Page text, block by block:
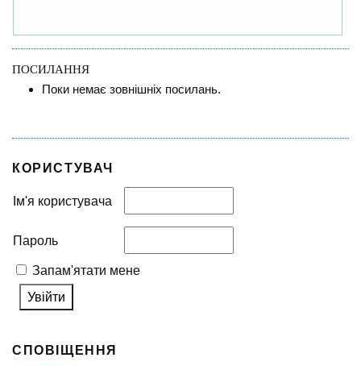
КОРИСТУВАЧ
Ім'я користувача
Пароль
Запам'ятати мене
СПОВІЩЕННЯ
ПОСИЛАННЯ
Поки немає зовнішніх посилань.